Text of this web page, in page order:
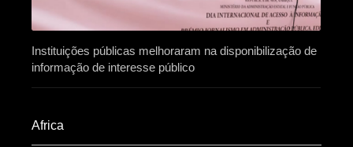
Instituições públicas melhoraram na disponibilização de
informação de interesse público
Africa​